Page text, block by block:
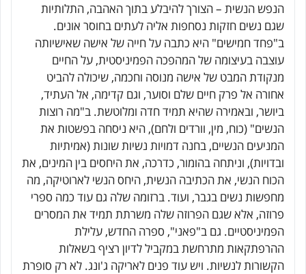
הנפש הנשית – הצורך להיבלע בתוך האהבה, התלותיות
שגם נשים חזקות נסחפות אליה לעתים בחוסר אונים.
ב"פחד חמישים" היא כתבה על חייה של אישה שאישיותה
עוצבה בעיצומה של המהפכה הפמיניסטית, על החיים
מנקודת המבט של אישה מנוסה וחכמה, שיכולה להביט
אחורה אל פרק חיים שלם וסוער, וגם קדימה, אל העתיד,
ביושר, ובאמירה שהיא תמיד חדה ומלוטשת. ב"מה רוצות
הנשים" (כוח, מין, וורדים ולחם), היא ניסחה בפשטות את
המניעים הנשיים, בחנה דמויות נשיות שונות (אמיתיות
ובדויות), וניתחה בהומור, כדרכה, את היחסים בין המינים, את
הכוח הנשי, את הכתיבה הנשית, היחס הנשי לארוטיקה, מה
מחפשות נשים בגבר, ועוד. ברזומה שלה גם עוד כמה ספרי
פרוזה, אלא שגם הפרוזה שלה משרתת תמיד את המסרים
הפמיניסטיים. גם ב"פאני", ספרה החדש, עלילת
ההרפתקאות מתרחשת במקביל לדיון רציף בשאלות
הקשורות לנשיות. ויש עוד פנים לאריקה ג'ונג. לא רק סופרת